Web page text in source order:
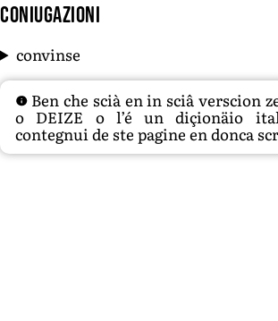
Coniugazioni
convinse
Ben che scià en in sciâ verscion
o DEIZE o l’é un diçionäio
contegnui de ste pagine en donca